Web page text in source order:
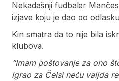
Nekadašnji fudbaler
izjave koju je dao po
Kin smatra da to nije bila
klubova.
“Imam poštovanje za ono
igrao za Čelsi neću valjda